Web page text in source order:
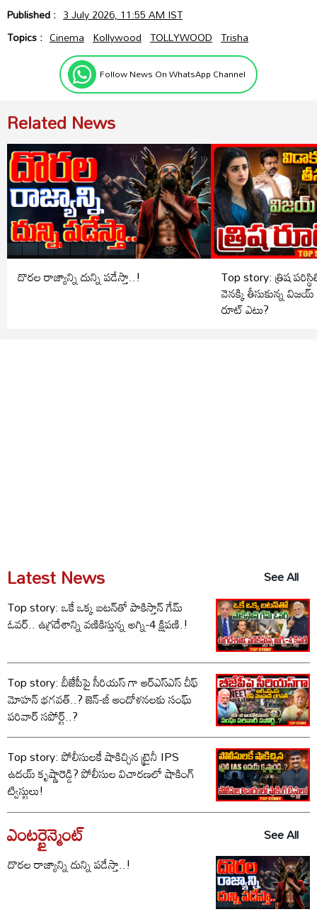
Published : 3 July 2026, 11:55 AM IST
Topics : Cinema Kollywood TOLLYWOOD Trisha
Follow News On WhatsApp Channel
Related News
దొరల రాజ్యాన్ని దున్ని పడేస్తా..! Top story: త్రిష పరిస్థితి
వెనక్కి తీసుకున్న
రూట్ ఎటు?
Latest News
See All
Top story: ఒకే ఒక్క బటన్‌తో పాకిస్తాన్ గేమ్
ఓవర్.. ఉగ్రదేశాన్ని వణికిస్తున్న అగ్ని-4 క్షిపణి.!
Top story: బీజేపీపై సీరియస్ గా ఆర్‌ఎస్‌ఎస్ చీఫ్
మోహన్ భగవత్..? జెన్-జీ ఆందోళనలకు సంఘ్
పరివార్ సపోర్ట్..?
Top story: పోలీసులకే షాకిచ్చిన ట్రైనీ IPS
ఉదయ్ కృష్ణారెడ్డి? పోలీసుల విచారణలో షాకింగ్
ట్విస్టులు!
ఎంటర్టైన్మెంట్
See All
దొరల రాజ్యాన్ని దున్ని పడేస్తా..!